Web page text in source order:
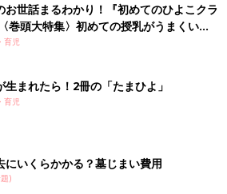
お世話まるわかり！『初めてのひよこクラ
巻頭大特集〉初めての授乳がうまくい
い・ミルクの基本と夏のトラブル 解決テ
育児
生まれたら！2冊の「たまひよ」
育児
にいくらかかる？墓じまい費用
)